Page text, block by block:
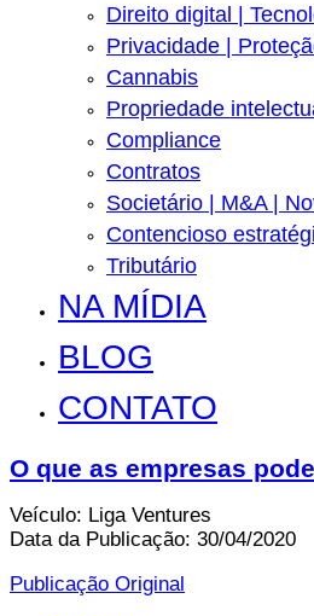
Direito digital |
Privacidade |
Cannabis
Propriedade
Compliance
Contratos
Societário | M&A |
Contencioso
Tributário
NA MÍDIA
BLOG
CONTATO
O que as empresas
Veículo: Liga Ventures
Data da Publicação: 30/04/2020
Publicação Original